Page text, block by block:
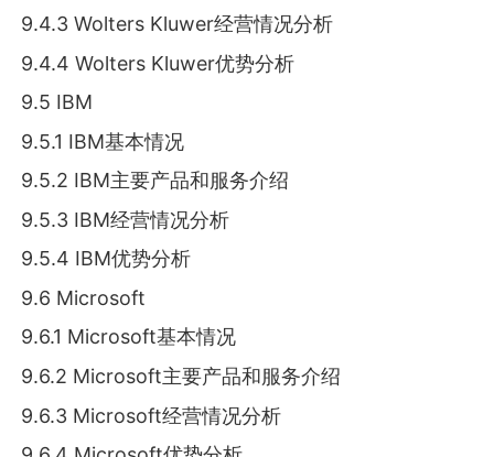
9.4.3 Wolters Kluwer经营情况分析
9.4.4 Wolters Kluwer优势分析
9.5 IBM
9.5.1 IBM基本情况
9.5.2 IBM主要产品和服务介绍
9.5.3 IBM经营情况分析
9.5.4 IBM优势分析
9.6 Microsoft
9.6.1 Microsoft基本情况
9.6.2 Microsoft主要产品和服务介绍
9.6.3 Microsoft经营情况分析